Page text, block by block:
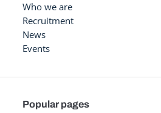
Who we are
Recruitment
News
Events
Popular pages